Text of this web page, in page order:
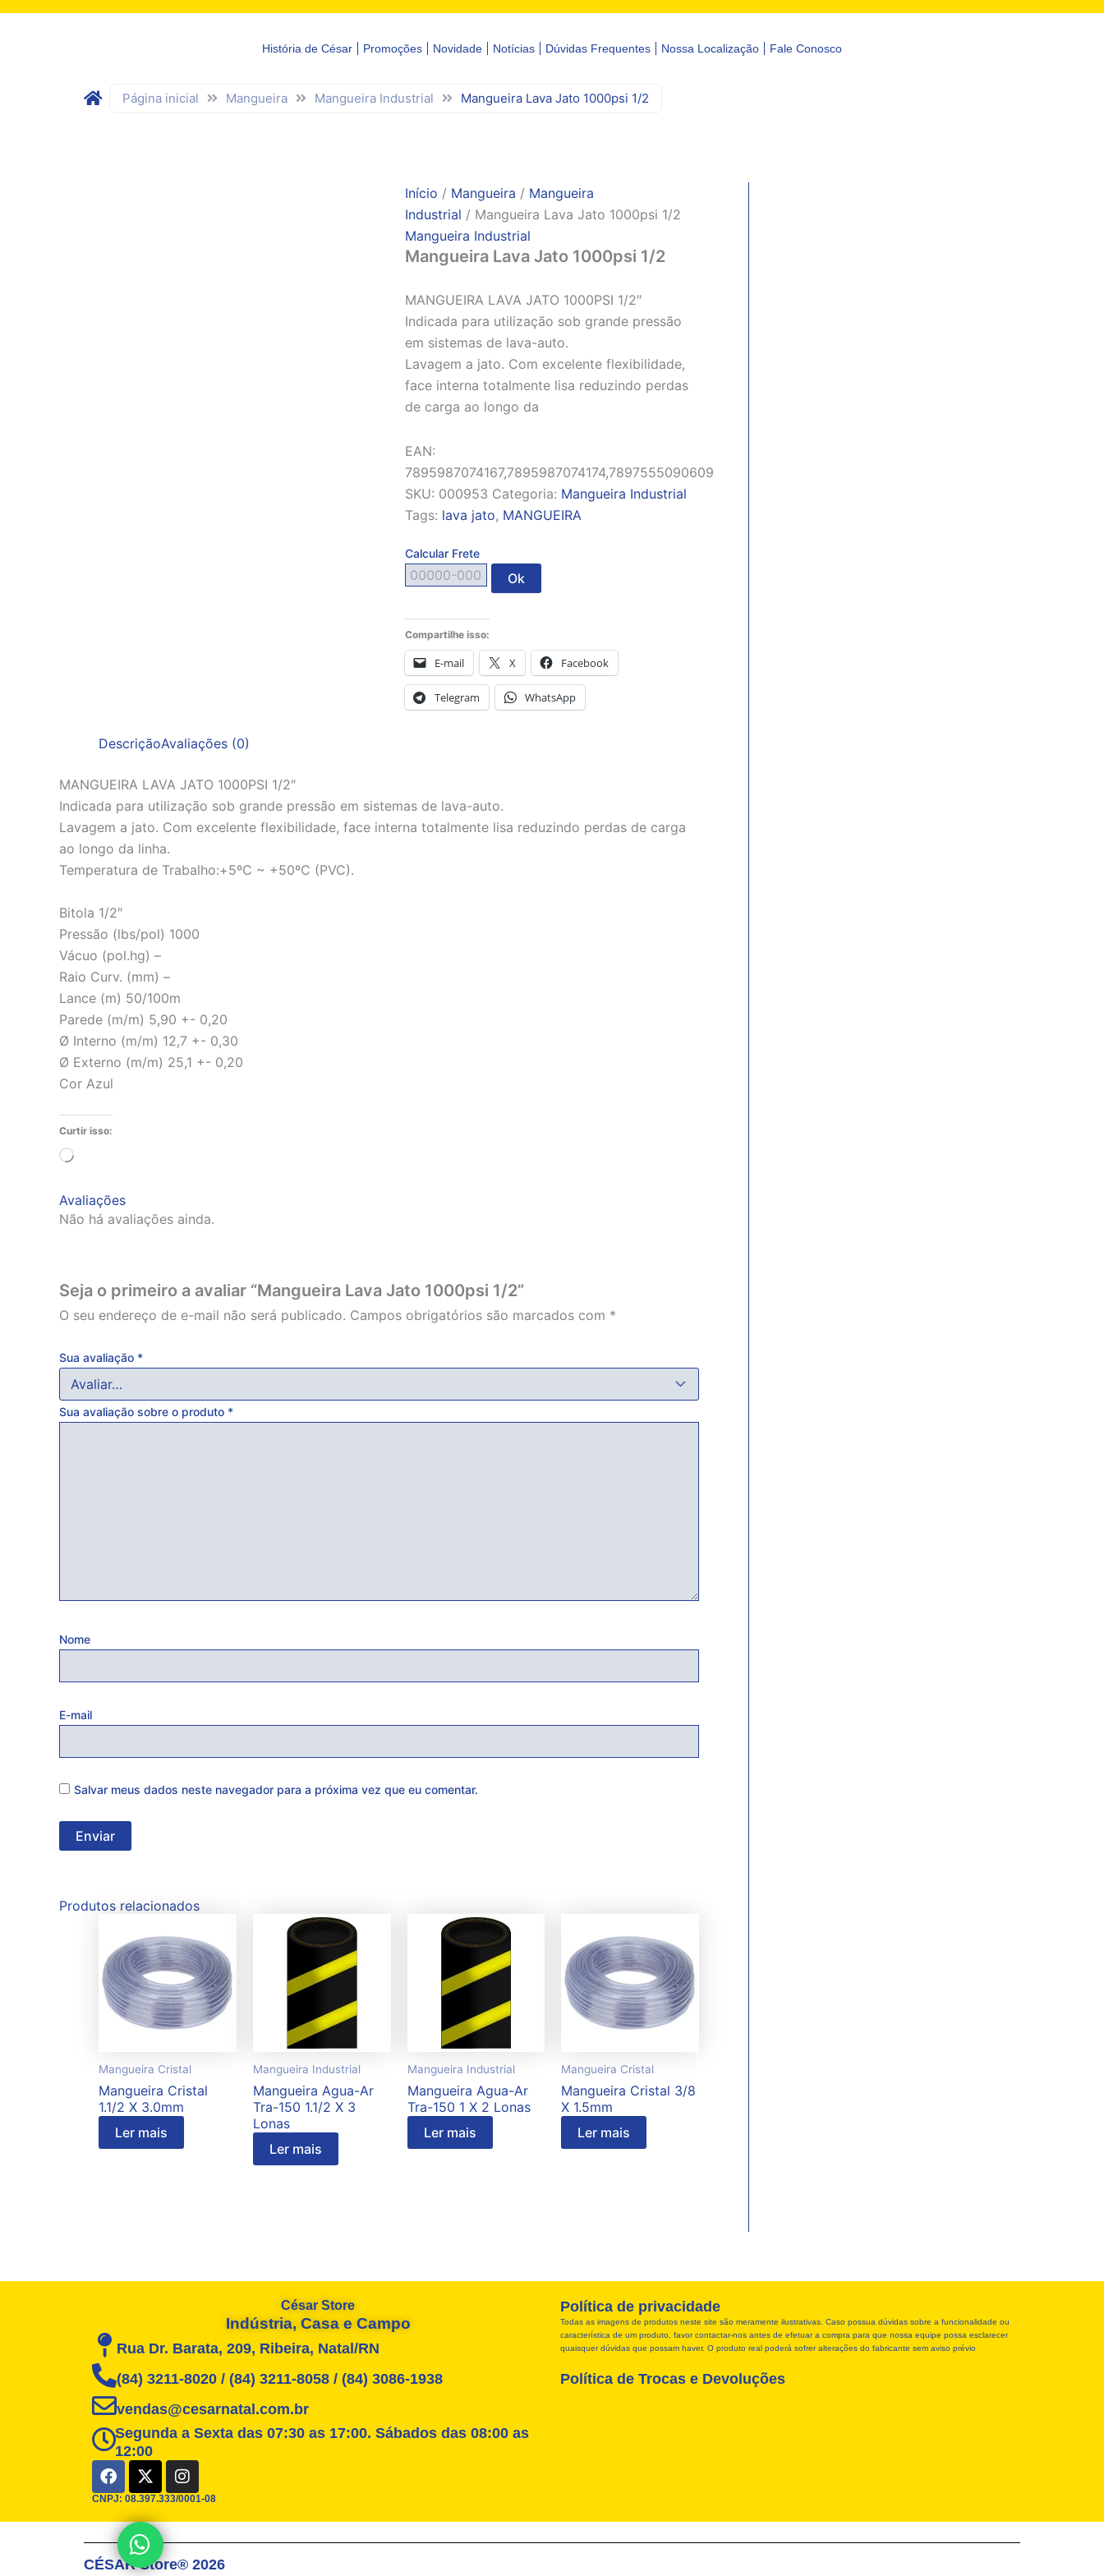
História de César Promoções Novidade Notícias Dúvidas Frequentes Nossa Localização Fale Conosco
Página inicial Mangueira Mangueira Industrial Mangueira Lava Jato 1000psi 1/2
Início / Mangueira / Mangueira
Industrial / Mangueira Lava Jato 1000psi 1/2
Mangueira Industrial
Mangueira Lava Jato 1000psi 1/2
MANGUEIRA LAVA JATO 1000PSI 1/2″
Indicada para utilização sob grande pressão
em sistemas de lava-auto.
Lavagem a jato. Com excelente flexibilidade,
face interna totalmente lisa reduzindo perdas
de carga ao longo da
EAN:
7895987074167,7895987074174,7897555090609
SKU: 000953 Categoria: Mangueira Industrial
Tags: lava jato, MANGUEIRA
Calcular Frete
Ok
Compartilhe isso:
E-mail X Facebook
Telegram WhatsApp
DescriçãoAvaliações (0)
MANGUEIRA LAVA JATO 1000PSI 1/2″
Indicada para utilização sob grande pressão em sistemas de lava-auto.
Lavagem a jato. Com excelente flexibilidade, face interna totalmente lisa reduzindo perdas de carga
ao longo da linha.
Temperatura de Trabalho:+5ºC ~ +50ºC (PVC).
Bitola 1/2″
Pressão (lbs/pol) 1000
Vácuo (pol.hg) –
Raio Curv. (mm) –
Lance (m) 50/100m
Parede (m/m) 5,90 +- 0,20
Ø Interno (m/m) 12,7 +- 0,30
Ø Externo (m/m) 25,1 +- 0,20
Cor Azul
Curtir isso:
Carregando...
Avaliações
Não há avaliações ainda.
Seja o primeiro a avaliar “Mangueira Lava Jato 1000psi 1/2”
O seu endereço de e-mail não será publicado. Campos obrigatórios são marcados com *
Sua avaliação *
Sua avaliação sobre o produto *
Nome
E-mail
Salvar meus dados neste navegador para a próxima vez que eu comentar.
Produtos relacionados
Mangueira Cristal
Mangueira Cristal
1.1/2 X 3.0mm
Ler mais
Mangueira Industrial
Mangueira Agua-Ar
Tra-150 1.1/2 X 3
Lonas
Ler mais
Mangueira Industrial
Mangueira Agua-Ar
Tra-150 1 X 2 Lonas
Ler mais
Mangueira Cristal
Mangueira Cristal 3/8
X 1.5mm
Ler mais
César Store
Indústria, Casa e Campo
Rua Dr. Barata, 209, Ribeira, Natal/RN
(84) 3211-8020 / (84) 3211-8058 / (84) 3086-1938
vendas@cesarnatal.com.br
Segunda a Sexta das 07:30 as 17:00. Sábados das 08:00 as
12:00
F
a
c
e
b
o
o
X
-
t
w
i
t
t
I
n
s
t
g
r
CNPJ: 08.397.333/0001-08
Política de privacidade
Todas as imagens de produtos neste site são meramente ilustrativas. Caso possua dúvidas sobre a funcionalidade ou
característica de um produto, favor contactar-nos antes de efetuar a compra para que nossa equipe possa esclarecer
quaisquer dúvidas que possam haver. O produto real poderá sofrer alterações do fabricante sem aviso prévio
Política de Trocas e Devoluções
CÉSAR Store® 2026
Posso ajudar?